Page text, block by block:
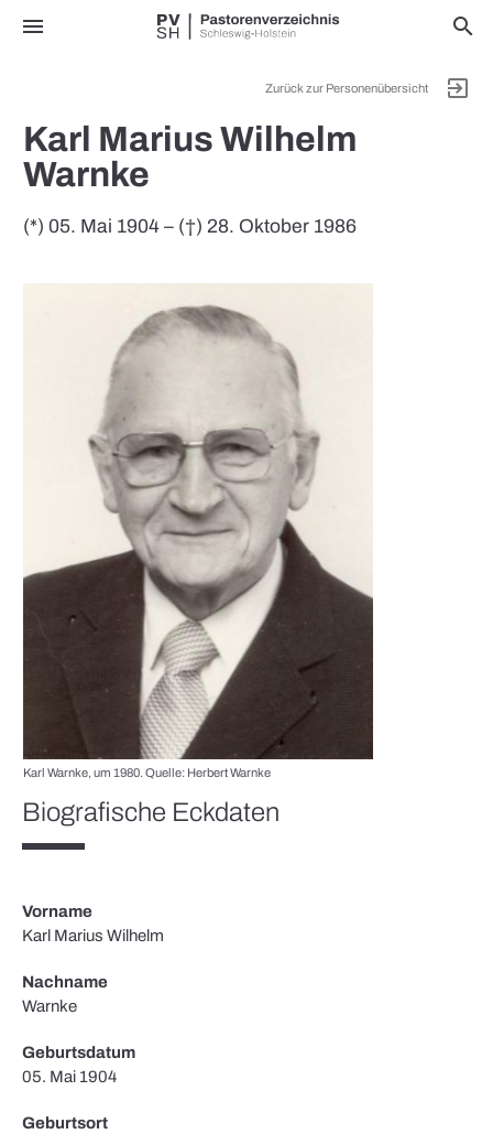
menu search
Zurück zur Personenübersicht exit_to_app
Karl Marius Wilhelm
Warnke
(*) 05. Mai 1904 – (†) 28. Oktober 1986
Karl Warnke, um 1980. Quelle: Herbert Warnke
Biografische Eckdaten
Vorname
Karl Marius Wilhelm
Nachname
Warnke
Geburtsdatum
05. Mai 1904
Geburtsort